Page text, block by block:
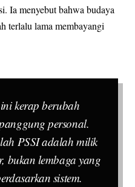
Ia menyebut bahwa budaya
terlalu lama membayangi
kerap berubah
personal.
PSSI adalah milik
bukan lembaga yang
sistem.